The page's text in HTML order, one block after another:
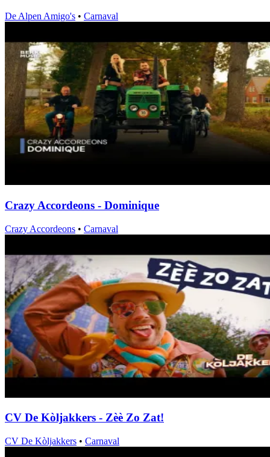
De Alpen Amigo's • Carnaval
Crazy Accordeons - Dominique
Crazy Accordeons • Carnaval
CV De Kòljakkers - Zèè Zo Zat!
CV De Kòljakkers • Carnaval